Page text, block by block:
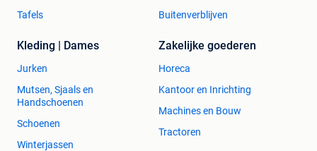
Tafels
Buitenverblijven
Kleding | Dames
Jurken
Mutsen, Sjaals en
Handschoenen
Schoenen
Winterjassen
Zakelijke goederen
Horeca
Kantoor en Inrichting
Machines en Bouw
Tractoren